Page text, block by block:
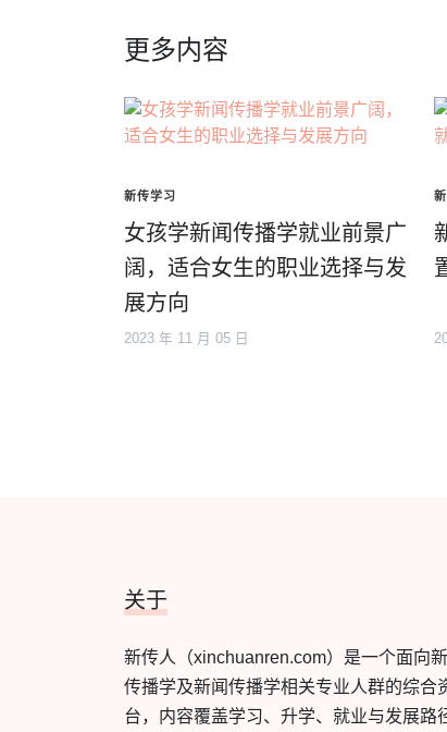
更多内容
新传学习
女孩学新闻传播学就业前景广
阔，适合女生的职业选择与发
展方向
2023 年 11 月 05 日
关于
新传人（xinchuanren.com）是一个面向新
传播学及新闻传播学相关专业人群的综合
台，内容覆盖学习、升学、就业与发展路